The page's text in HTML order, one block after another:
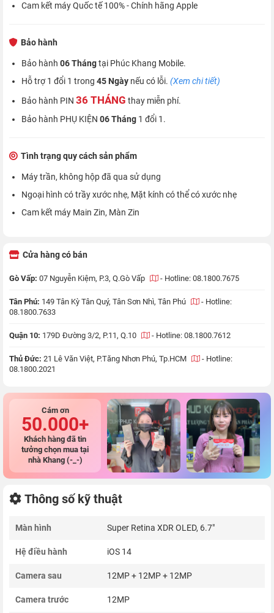
Cam kết máy Quốc tế 100% - Chính hãng Apple
Bảo hành
Bảo hành 06 Thángtại Phúc Khang Mobile.
Hỗ trợ 1 đổi 1 trong 45 Ngày nếu có lỗi. (Xem chi tiết)
Bảo hành PIN 36 THÁNG thay miễn phí.
Bảo hành PHỤ KIỆN 06 Tháng 1 đổi 1.
Tình trạng quy cách sản phẩm
Máy trần, không hộp đã qua sử dụng
Ngoại hình có trầy xước nhẹ, Mặt kính có thể có xước nhẹ
Cam kết máy Main Zin, Màn Zin
Cửa hàng có bán
Gò Vấp: 07 Nguyễn Kiệm, P.3, Q.Gò Vấp - Hotline: 08.1800.7675
Tân Phú: 149 Tân Kỳ Tân Quý, Tân Sơn Nhì, Tân Phú - Hotline:
08.1800.7633
Quận 10: 179D Đường 3/2, P.11, Q.10 - Hotline: 08.1800.7612
Thủ Đức: 21 Lê Văn Việt, P.Tăng Nhơn Phú, Tp.HCM - Hotline:
08.1800.2021
Cám ơn
50.000+
Khách hàng đã tin
tưởng chọn mua tại
nhà Khang (-_-)
Thông số kỹ thuật
Màn hình Super Retina XDR OLED, 6.7"
Hệ điều hành iOS 14
Camera sau 12MP + 12MP + 12MP
Camera trước 12MP